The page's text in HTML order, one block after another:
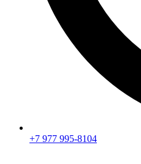
+7 977 995-8104